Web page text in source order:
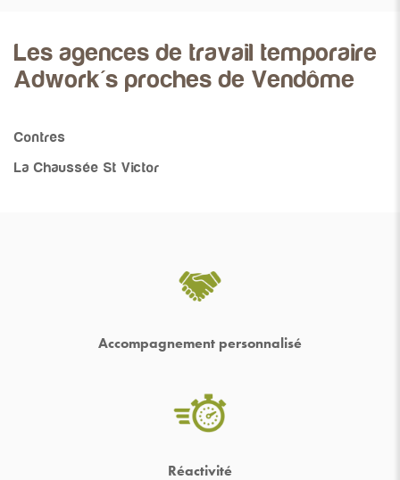
Les agences de travail temporaire
Adwork's proches de Vendôme
Contres
La Chaussée St Victor
Accompagnement personnalisé
Réactivité